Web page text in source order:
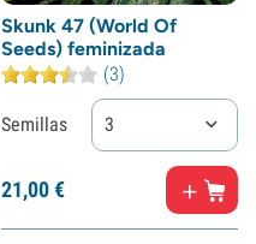
Skunk 47 (World Of
Seeds) feminizada
(3)
Semillas 3
21,00€